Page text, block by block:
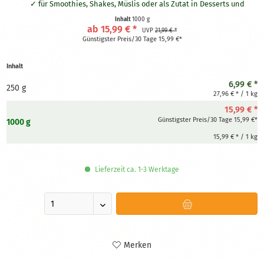
für Smoothies, Shakes, Müslis oder als Zutat in Desserts und
Backwaren.
Inhalt1000 g
ab 15,99 € * UVP21,99 € *
Günstigster Preis/30 Tage 15,99 €*
Inhalt
250 g 6,99 € *
27,96 € * / 1 kg
1000 g
15,99 € *
Günstigster Preis/30 Tage 15,99 €*
15,99 € * / 1 kg
Lieferzeit ca. 1-3 Werktage
Merken